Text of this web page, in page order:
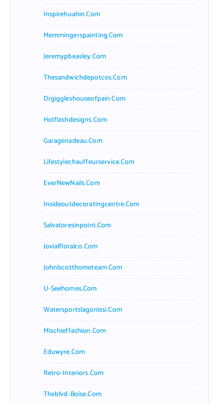
Inspirehuahin.com
Memmingerspainting.com
Jeremypbeasley.com
Thesandwichdepotcos.com
Drgiggleshouseofpain.com
Hotflashdesigns.com
Garagenadeau.com
Lifestylechauffeurservice.com
EverNewNails.com
Insideoutdecoratingcentre.com
Salvatoresinpoint.com
Jovialfloralco.com
Johnlscotthometeam.com
U-Seehomes.com
Watersportslagonissi.com
Mischieffashion.com
Eduwyre.com
Retro-Interiors.com
Theblvd-Boise.com